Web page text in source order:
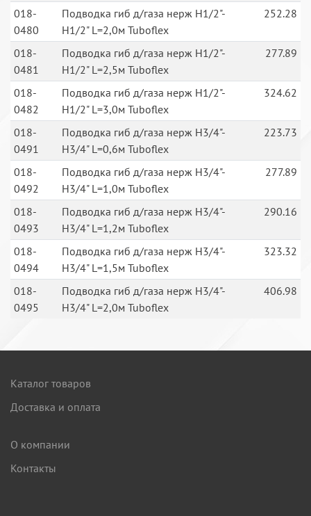
018-
0480
Подводка гиб д/газа нерж Н1/2"-
Н1/2" L=2,0м Tuboflex
252.28
018-
0481
Подводка гиб д/газа нерж Н1/2"-
Н1/2" L=2,5м Tuboflex
277.89
018-
0482
Подводка гиб д/газа нерж Н1/2"-
Н1/2" L=3,0м Tuboflex
324.62
018-
0491
Подводка гиб д/газа нерж Н3/4"-
Н3/4" L=0,6м Tuboflex
223.73
018-
0492
Подводка гиб д/газа нерж Н3/4"-
Н3/4" L=1,0м Tuboflex
277.89
018-
0493
Подводка гиб д/газа нерж Н3/4"-
Н3/4" L=1,2м Tuboflex
290.16
018-
0494
Подводка гиб д/газа нерж Н3/4"-
Н3/4" L=1,5м Tuboflex
323.32
018-
0495
Подводка гиб д/газа нерж Н3/4"-
Н3/4" L=2,0м Tuboflex
406.98
Каталог товаров
Доставка и оплата
О компании
Контакты